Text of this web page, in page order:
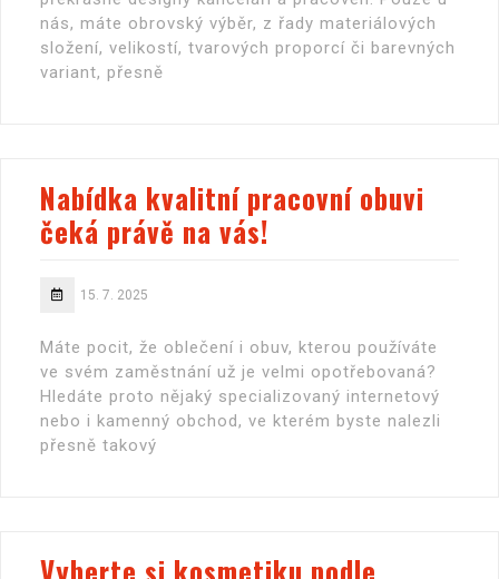
nás, máte obrovský výběr, z řady materiálových
složení, velikostí, tvarových proporcí či barevných
variant, přesně
Nabídka kvalitní pracovní obuvi
čeká právě na vás!
15. 7. 2025
Máte pocit, že oblečení i obuv, kterou používáte
ve svém zaměstnání už je velmi opotřebovaná?
Hledáte proto nějaký specializovaný internetový
nebo i kamenný obchod, ve kterém byste nalezli
přesně takový
Vyberte si kosmetiku podle